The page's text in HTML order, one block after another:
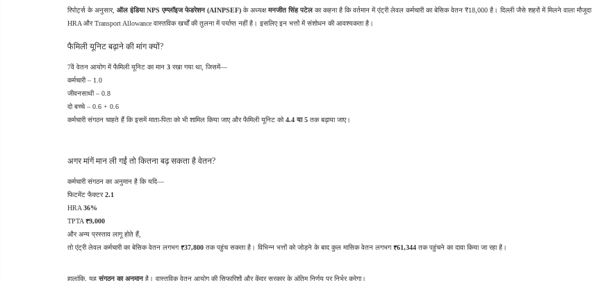
रिपोर्ट्स के अनुसार, ऑल इंडिया NPS एम्प्लॉइज फेडरेशन (AINPSEF) के अध्यक्ष मनजीत सिंह पटेल का कहना है कि वर्तमान में एंट्री लेवल कर्मचारी का बेसिक वेतन ₹18,000 है। दिल्ली जैसे शहरों में मिलने वाला मौजूदा
HRA और Transport Allowance वास्तविक खर्चों की तुलना में पर्याप्त नहीं है। इसलिए इन भत्तों में संशोधन की आवश्यकता है।
फैमिली यूनिट बढ़ाने की मांग क्यों?
7वें वेतन आयोग में फैमिली यूनिट का मान 3 रखा गया था, जिसमें—
कर्मचारी – 1.0
जीवनसाथी – 0.8
दो बच्चे – 0.6 + 0.6
कर्मचारी संगठन चाहते हैं कि इसमें माता-पिता को भी शामिल किया जाए और फैमिली यूनिट को 4.4 या 5 तक बढ़ाया जाए।
अगर मांगें मान ली गईं तो कितना बढ़ सकता है वेतन?
कर्मचारी संगठन का अनुमान है कि यदि—
फिटमेंट फैक्टर 2.1
HRA 36%
TPTA ₹9,000
और अन्य प्रस्ताव लागू होते हैं,
तो एंट्री लेवल कर्मचारी का बेसिक वेतन लगभग ₹37,800 तक पहुंच सकता है। विभिन्न भत्तों को जोड़ने के बाद कुल मासिक वेतन लगभग ₹61,344 तक पहुंचने का दावा किया जा रहा है।
हालांकि, यह संगठन का अनुमान है। वास्तविक वेतन आयोग की सिफारिशों और केंद्र सरकार के अंतिम निर्णय पर निर्भर करेगा।